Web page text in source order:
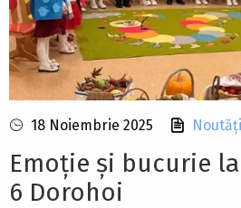
18 Noiembrie 2025 Noutăți
Emoție și bucurie
6 Dorohoi